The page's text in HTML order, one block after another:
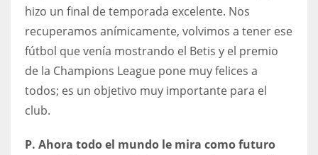
hizo un final de temporada excelente. Nos
recuperamos anímicamente, volvimos a tener ese
fútbol que venía mostrando el Betis y el premio
de la Champions League pone muy felices a
todos; es un objetivo muy importante para el
club.
P. Ahora todo el mundo le mira como futuro